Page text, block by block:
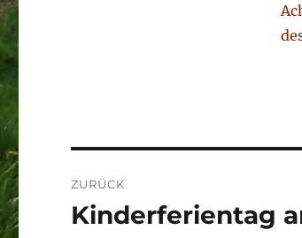
ZURÜCK
Vorheriger
Kinderferientag